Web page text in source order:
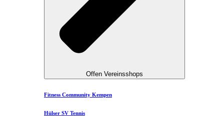
Offen Vereinsshops
Fitness Community Kempen
Hülser SV Tennis